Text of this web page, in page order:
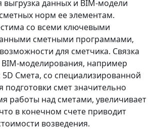
выгрузка данных и BIM‑модели
норм ее элементам.
со всеми ключевыми
сметными программами,
для сметчика. Связка
например
Смета, со специализированной
подготовки смет значительно
работы над сметами, увеличивает
в конечном счете приводит
возведения.